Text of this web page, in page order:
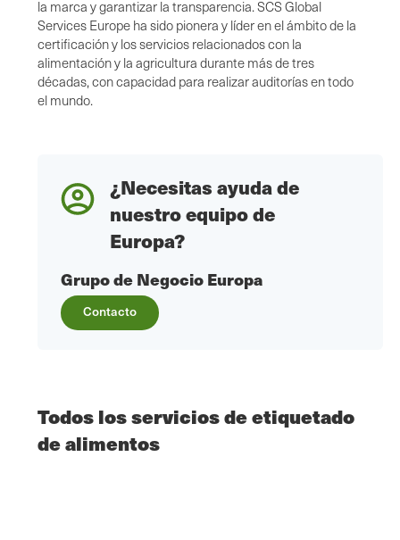
la marca y garantizar la transparencia. SCS Global
Services Europe ha sido pionera y líder en el ámbito de la
certificación y los servicios relacionados con la
alimentación y la agricultura durante más de tres
décadas, con capacidad para realizar auditorías en todo
el mundo.
¿Necesitas ayuda de
nuestro equipo de
Europa?
Grupo de Negocio Europa
Contacto
Todos los servicios de etiquetado
de alimentos